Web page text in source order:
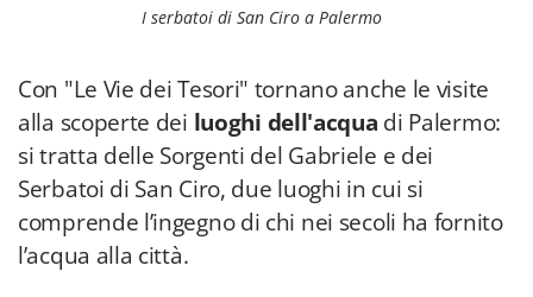
I serbatoi di San Ciro a Palermo
Con "Le Vie dei Tesori" tornano anche le visite
alla scoperte dei luoghi dell'acqua di Palermo:
si tratta delle Sorgenti del Gabriele e dei
Serbatoi di San Ciro, due luoghi in cui si
comprende l’ingegno di chi nei secoli ha fornito
l’acqua alla città.